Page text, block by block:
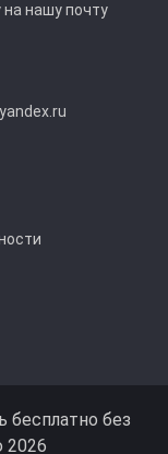
нашу почту
бесплатно без
2026